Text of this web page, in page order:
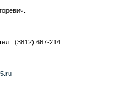
(3812) 667-214